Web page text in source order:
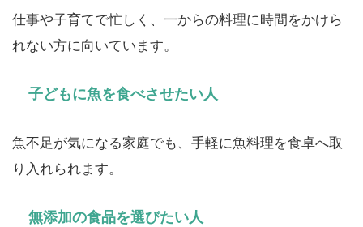
仕事や子育てで忙しく、一からの料理に時間をかけら
れない方に向いています。
子どもに魚を食べさせたい人
魚不足が気になる家庭でも、手軽に魚料理を食卓へ取
り入れられます。
無添加の食品を選びたい人